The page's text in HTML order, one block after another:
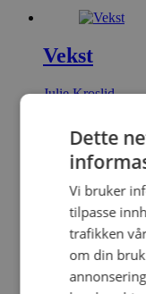
Vekst
Julie Kroslid
299,00
kr Legg i
En bedre
Daniel
Pocket
Dette
Vi bruker
tilpasse
trafikken
om din